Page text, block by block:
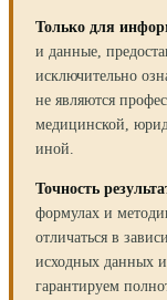
Только для
и данные,
исключительно
не являются
медицинской,
иной.
Точность
формулах и
отличаться в
исходных данных
гарантируем